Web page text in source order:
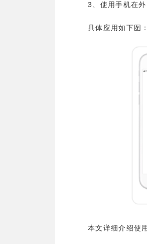
3 、使用手机在
具体应用如下图：
本文详细介绍使